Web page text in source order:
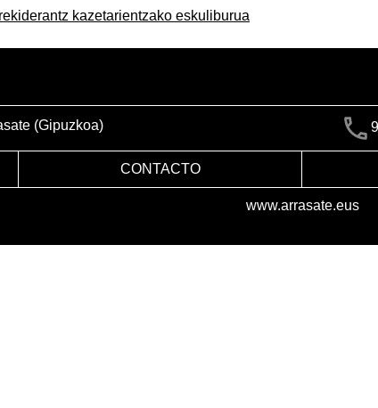
kazetarientzako eskuliburua
(Gipuzkoa)
CONTACTO
www.arrasate.eus